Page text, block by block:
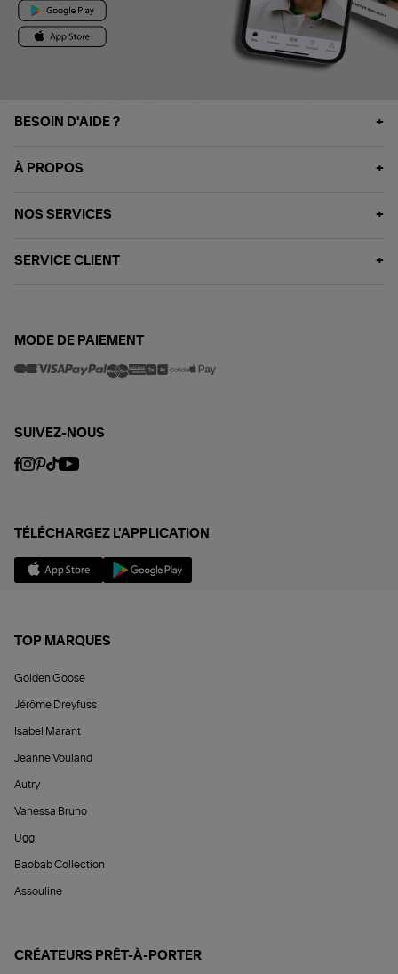
BESOIN D'AIDE ?
À PROPOS
NOS SERVICES
SERVICE CLIENT
MODE DE PAIEMENT
SUIVEZ-NOUS
TÉLÉCHARGEZ L'APPLICATION
TOP MARQUES
Golden Goose
Jérôme Dreyfuss
Isabel Marant
Jeanne Vouland
Autry
Vanessa Bruno
Ugg
Baobab Collection
Assouline
CRÉATEURS PRÊT-À-PORTER